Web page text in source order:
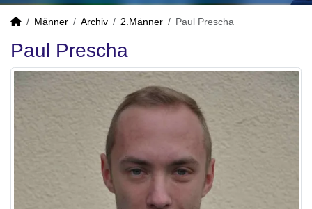
Männer Archiv 2.Männer Paul Prescha
Paul Prescha